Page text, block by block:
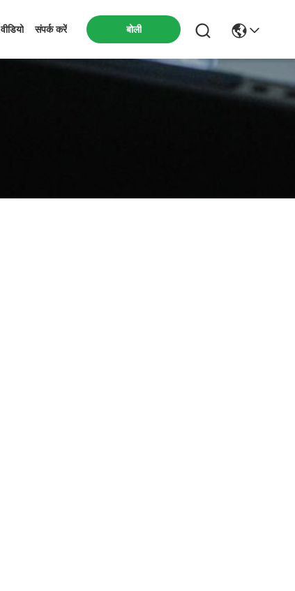
वीडियो संपर्क करें बोली